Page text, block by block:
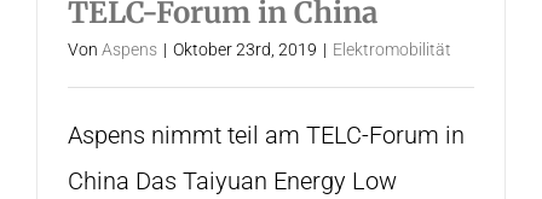
TELC-Forum in China
Von Aspens | Oktober 23rd, 2019 | Elektromobilität
Aspens nimmt teil am TELC-Forum in
China Das Taiyuan Energy Low